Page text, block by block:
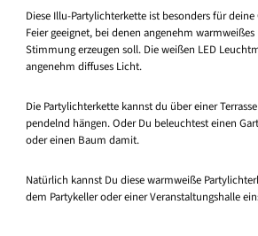
Diese Illu-Partylichterkette ist besonders für
Feier geeignet, bei denen angenehm
Stimmung erzeugen soll. Die weißen LED
angenehm diffuses Licht.
Die Partylichterkette kannst du über einer
pendelnd hängen. Oder Du beleuchtest einen
oder einen Baum damit.
Natürlich kannst Du diese warmweiße
dem Partykeller oder einer Veranstaltungshalle